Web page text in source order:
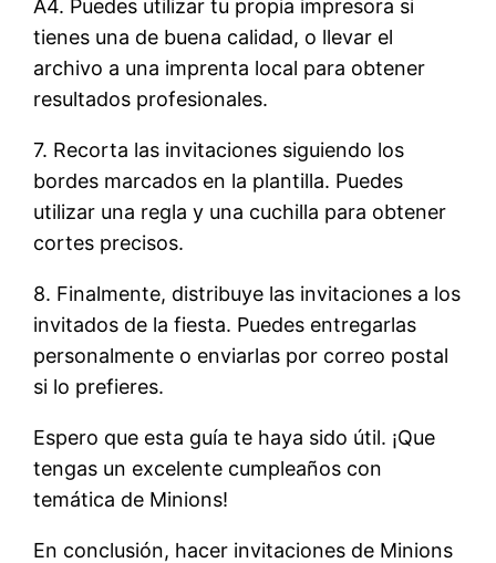
A4. Puedes utilizar tu propia impresora si
tienes una de buena calidad, o llevar el
archivo a una imprenta local para obtener
resultados profesionales.
7. Recorta las invitaciones siguiendo los
bordes marcados en la plantilla. Puedes
utilizar una regla y una cuchilla para obtener
cortes precisos.
8. Finalmente, distribuye las invitaciones a los
invitados de la fiesta. Puedes entregarlas
personalmente o enviarlas por correo postal
si lo prefieres.
Espero que esta guía te haya sido útil. ¡Que
tengas un excelente cumpleaños con
temática de Minions!
En conclusión, hacer invitaciones de Minions